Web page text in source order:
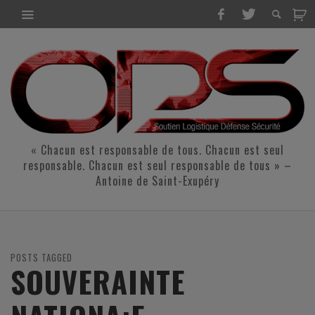
« Chacun est responsable de tous. Chacun est seul
responsable. Chacun est seul responsable de tous » –
Antoine de Saint-Exupéry
POSTS TAGGED
SOUVERAINTE